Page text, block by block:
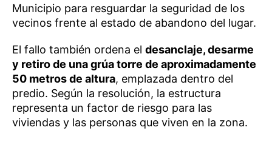
Municipio para resguardar la seguridad de los
vecinos frente al estado de abandono del lugar.
El fallo también ordena el desanclaje, desarme
y retiro de una grúa torre de aproximadamente
50 metros de altura, emplazada dentro del
predio. Según la resolución, la estructura
representa un factor de riesgo para las
viviendas y las personas que viven en la zona.